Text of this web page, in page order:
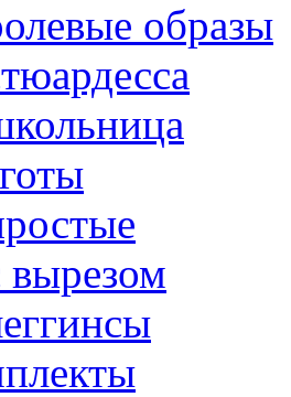
образы
вырезом